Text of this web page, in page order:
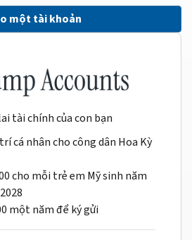
một tài khoản
tài chính của con bạn
cá nhân cho công dân Hoa Kỳ
cho mỗi trẻ em Mỹ sinh năm
một năm để ký gửi